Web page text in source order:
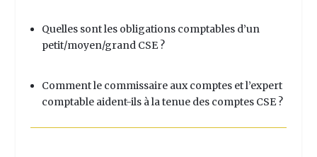
Quelles sont les obligations comptables d’un
petit/moyen/grand CSE ?
Comment le commissaire aux comptes et l’expert
comptable aident-ils à la tenue des comptes CSE ?